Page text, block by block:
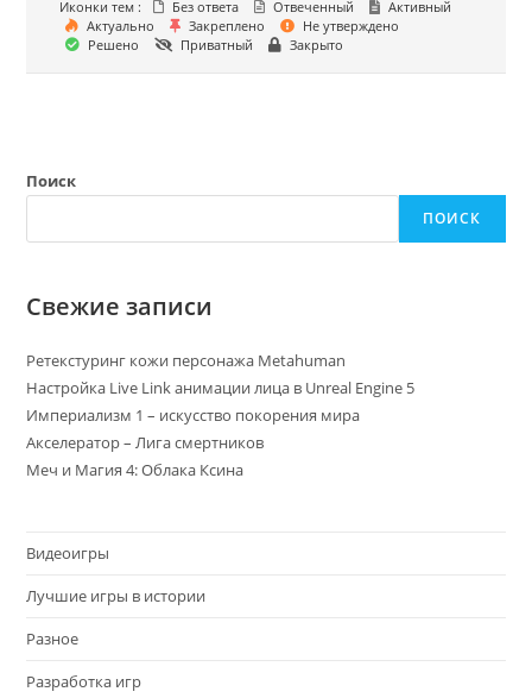
Иконки тем :
Без ответа Отвеченный
Активный
Актуально
Закреплено
Не утверждено
Решено
Приватный Закрыто
Поиск
ПОИСК
Свежие записи
Ретекстуринг кожи персонажа Metahuman
Настройка Live Link анимации лица в Unreal Engine 5
Империализм 1 – искусство покорения мира
Акселератор – Лига смертников
Меч и Магия 4: Облака Ксина
Видеоигры
Лучшие игры в истории
Разное
Разработка игр